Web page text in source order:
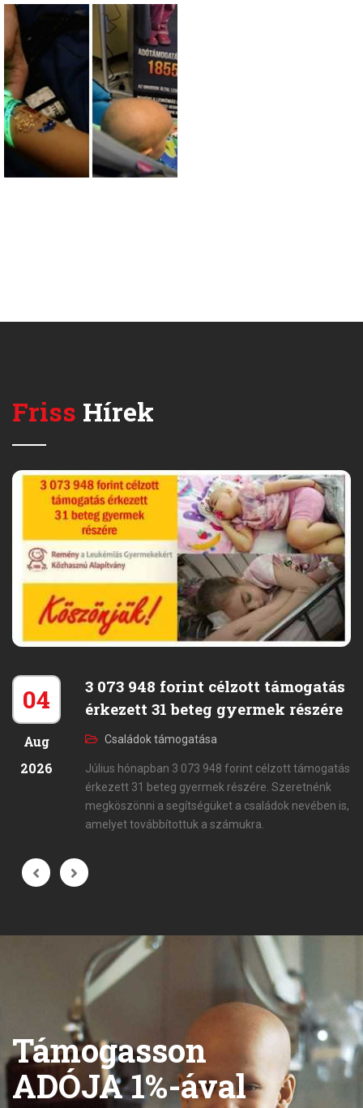
Friss Hírek
04
Aug
2026
3 073 948 forint célzott támogatás
érkezett 31 beteg gyermek részére
Családok támogatása
Július hónapban 3 073 948 forint célzott támogatás
érkezett 31 beteg gyermek részére. Szeretnénk
megköszönni a segítségüket a családok nevében is,
amelyet továbbítottuk a számukra.
Támogasson
ADÓJA 1%-ával